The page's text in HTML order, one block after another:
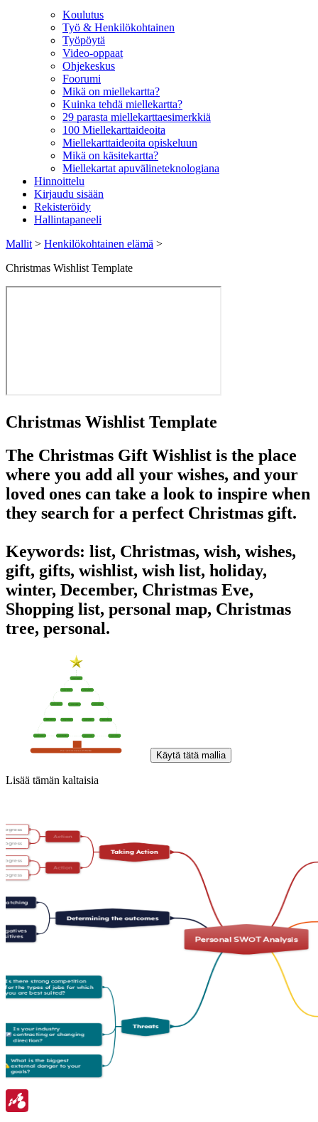
Koulutus
Työ & Henkilökohtainen
Työpöytä
Video-oppaat
Ohjekeskus
Foorumi
Mikä on miellekartta?
Kuinka tehdä miellekartta?
29 parasta miellekarttaesimerkkiä
100 Miellekarttaideoita
Miellekarttaideoita opiskeluun
Mikä on käsitekartta?
Miellekartat apuvälineteknologiana
Hinnoittelu
Kirjaudu sisään
Rekisteröidy
Hallintapaneeli
Mallit > Henkilökohtainen elämä >
Christmas Wishlist Template
Christmas Wishlist Template
The Christmas Gift Wishlist is the place
where you add all your wishes, and your
loved ones can take a look to inspire when
they search for a perfect Christmas gift.
Keywords: list, Christmas, wish, wishes,
gift, gifts, wishlist, wish list, holiday,
winter, December, Christmas Eve,
Shopping list, personal map, Christmas
tree, personal.
Käytä tätä mallia
Lisää tämän kaltaisia